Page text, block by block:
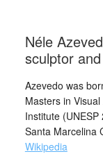
Néle
sculptor
Azevedo was
Masters in
Institute
Santa Marcelina
Wikipedia